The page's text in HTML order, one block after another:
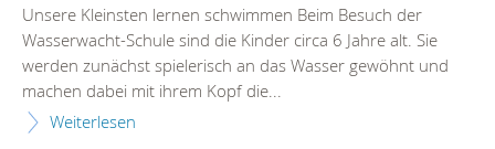
Unsere Kleinsten lernen schwimmen Beim Besuch der
Wasserwacht-Schule sind die Kinder circa 6 Jahre alt. Sie
werden zunächst spielerisch an das Wasser gewöhnt und
machen dabei mit ihrem Kopf die...
Weiterlesen